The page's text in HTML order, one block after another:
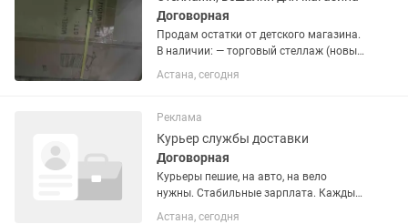
Договорная
Продам остатки от детского магазина.
В наличии: — торговый стеллаж (новые
2 шт) — много вешалок — шестерёнки —
антивор (нужно проверить, работает
дела, поэтому...
Астана, сегодня
Реклама
Курьер службы доставки
Договорная
Курьеры пешие, на авто, на вело
нужны. Стабильные зарплата. Каждые
неделя бонусы.
Астана, сегодня